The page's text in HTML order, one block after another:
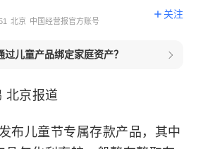
北京 中国经营报官方账号
关注
过儿童产品绑定家庭资产？
北京报道
布儿童节专属存款产品，其中